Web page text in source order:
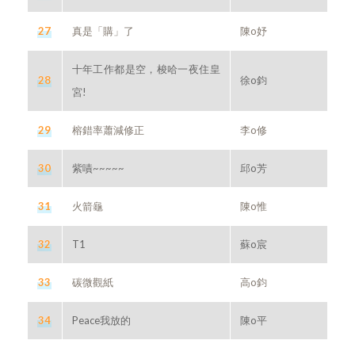
27 真是「購」了 陳o妤
28
十年工作都是空，梭哈一夜住皇
宮!
徐o鈞
29 榕錯率蕭減修正 李o修
30 紫嘖~~~~~ 邱o芳
31 火箭龜 陳o惟
32 T1 蘇o宸
33 碳微觀紙 高o鈞
34 Peace我放的 陳o平